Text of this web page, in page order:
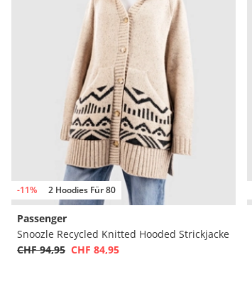
-11% 2 Hoodies Für 80
Passenger
Snoozle Recycled Knitted Hooded Strickjacke
CHF 94,95 CHF 84,95